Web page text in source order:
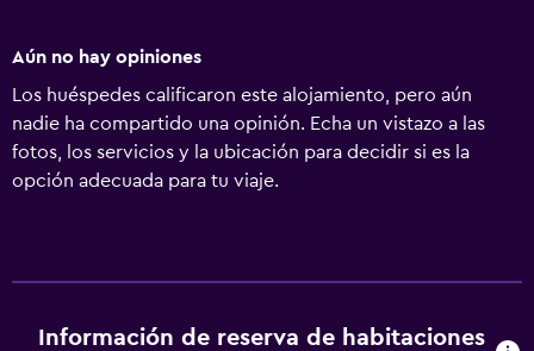
Aún no hay opiniones
Los huéspedes calificaron este alojamiento, pero aún
nadie ha compartido una opinión. Echa un vistazo a las
fotos, los servicios y la ubicación para decidir si es la
opción adecuada para tu viaje.
Información de reserva de habitaciones